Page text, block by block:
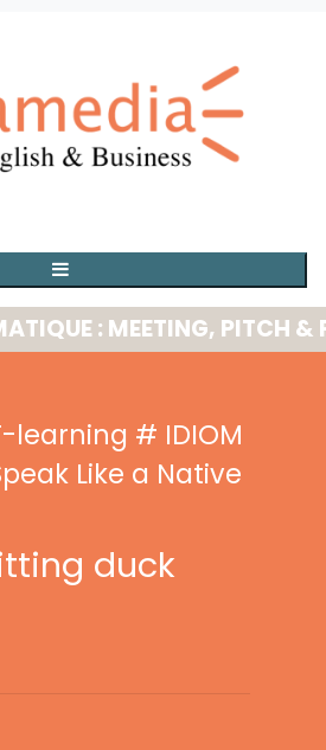
: MEETING, PITCH &
learning # IDIOM
Like a Native
duck